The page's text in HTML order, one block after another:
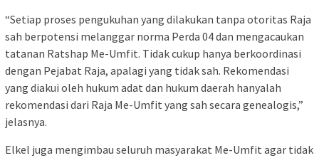
“Setiap proses pengukuhan yang dilakukan tanpa otoritas Raja
sah berpotensi melanggar norma Perda 04 dan mengacaukan
tatanan Ratshap Me-Umfit. Tidak cukup hanya berkoordinasi
dengan Pejabat Raja, apalagi yang tidak sah. Rekomendasi
yang diakui oleh hukum adat dan hukum daerah hanyalah
rekomendasi dari Raja Me-Umfit yang sah secara genealogis,”
jelasnya.
Elkel juga mengimbau seluruh masyarakat Me-Umfit agar tidak